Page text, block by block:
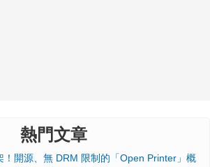
熱門文章
！開源、無 DRM 限制的「Open Printer」概